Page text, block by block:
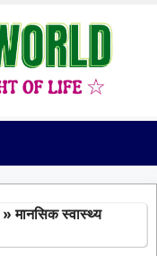
»मानसिक स्वास्थ्य